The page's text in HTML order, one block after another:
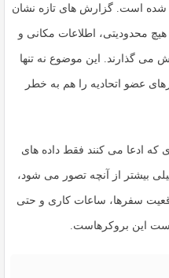
شده است. گزارش های تازه نشان
هیچ محدودیتی، اطلاعات مکانی و
می گذارند. این موضوع نه تنها
عضو اتحادیه را هم به خطر
ادعا می کنند فقط داده های
بیشتر از آنچه تصور می شود،
سفرها، ساعات کاری و حتی
این بروکرهاست.